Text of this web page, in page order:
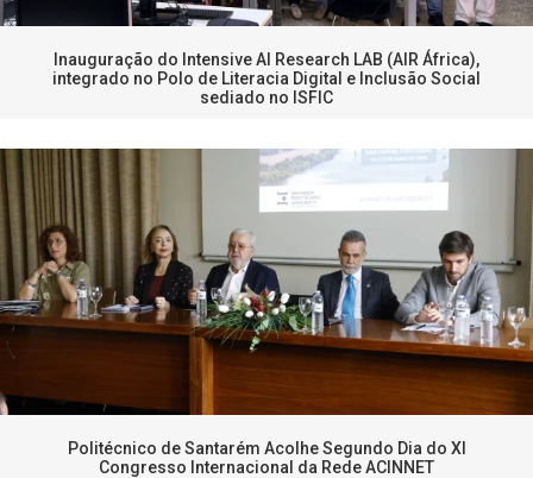
Inauguração do Intensive AI Research LAB (AIR África),
integrado no Polo de Literacia Digital e Inclusão Social
sediado no ISFIC
Politécnico de Santarém Acolhe Segundo Dia do XI
Congresso Internacional da Rede ACINNET